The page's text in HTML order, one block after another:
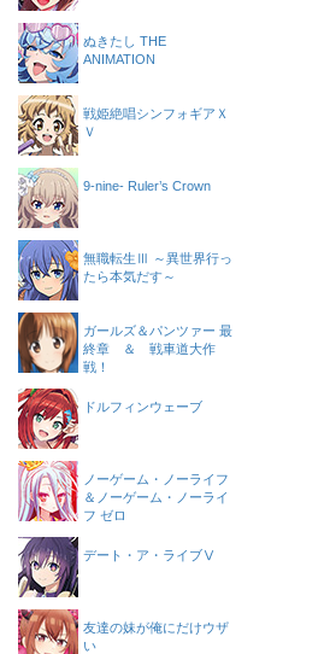
ぬきたし THE
ANIMATION
戦姫絶唱シンフォギアＸ
Ｖ
9-nine- Ruler’s Crown
無職転生Ⅲ ～異世界行っ
たら本気だす～
ガールズ＆パンツァー 最
終章 ＆ 戦車道大作
戦！
ドルフィンウェーブ
ノーゲーム・ノーライフ
＆ノーゲーム・ノーライ
フ ゼロ
デート・ア・ライブⅤ
友達の妹が俺にだけウザ
い